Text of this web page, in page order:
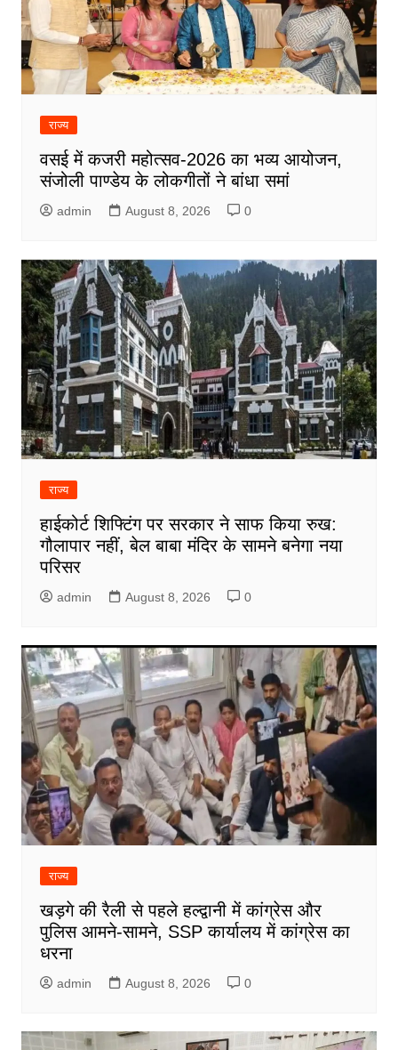
राज्य
वसई में कजरी महोत्सव-2026 का भव्य आयोजन,
संजोली पाण्डेय के लोकगीतों ने बांधा समां
admin August 8, 2026 0
राज्य
हाईकोर्ट शिफ्टिंग पर सरकार ने साफ किया रुख:
गौलापार नहीं, बेल बाबा मंदिर के सामने बनेगा नया
परिसर
admin August 8, 2026 0
राज्य
खड़गे की रैली से पहले हल्द्वानी में कांग्रेस और
पुलिस आमने-सामने, SSP कार्यालय में कांग्रेस का
धरना
admin August 8, 2026 0